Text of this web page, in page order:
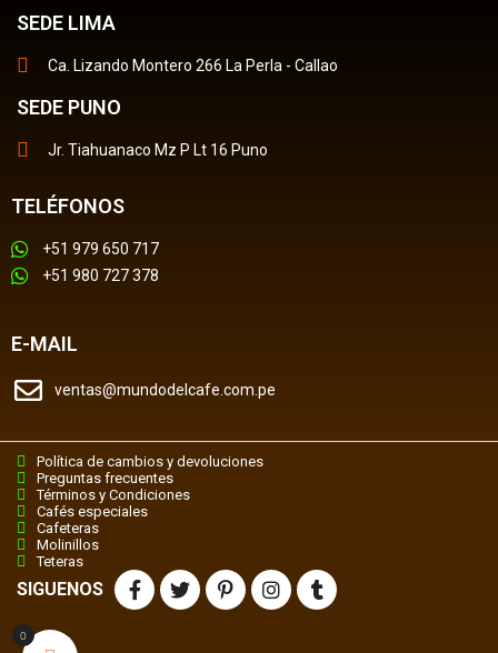
SEDE LIMA
Ca. Lizando Montero 266 La Perla - Callao
SEDE PUNO
Jr. Tiahuanaco Mz P Lt 16 Puno
TELÉFONOS
+51 979 650 717
+51 980 727 378
E-MAIL
ventas@mundodelcafe.com.pe
Política de cambios y devoluciones
Preguntas frecuentes
Términos y Condiciones
Cafés especiales
Cafeteras
Molinillos
Teteras
SIGUENOS
0